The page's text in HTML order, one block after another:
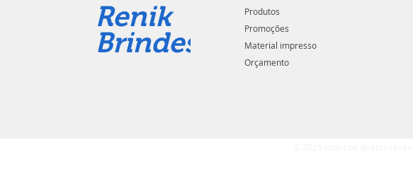
Renik
Brindes
Produtos
Promoções
Material impresso
Orçamento